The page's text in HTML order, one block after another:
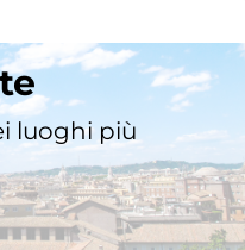
luoghi più